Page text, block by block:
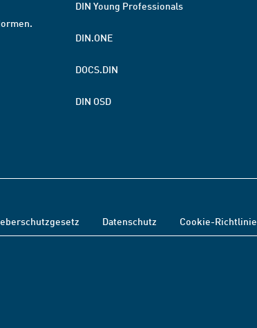
DIN Young Professionals
DIN.ONE
DOCS.DIN
DIN OSD
Datenschutz Cookie-Richtlinie